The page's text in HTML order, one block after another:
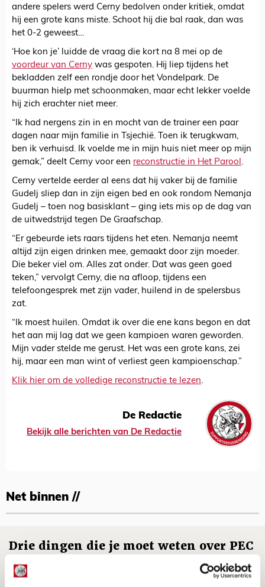
andere spelers werd Cerny bedolven onder kritiek, omdat
hij een grote kans miste. Schoot hij die bal raak, dan was
het 0-2 geweest…
‘Hoe kon je’ luidde de vraag die kort na 8 mei op de
voordeur van Cerny was gespoten. Hij liep tijdens het
bekladden zelf een rondje door het Vondelpark. De
buurman hielp met schoonmaken, maar echt lekker voelde
hij zich erachter niet meer.
“Ik had nergens zin in en mocht van de trainer een paar
dagen naar mijn familie in Tsjechië. Toen ik terugkwam,
ben ik verhuisd. Ik voelde me in mijn huis niet meer op mijn
gemak,” deelt Cerny voor een reconstructie in Het Parool.
Cerny vertelde eerder al eens dat hij vaker bij de familie
Gudelj sliep dan in zijn eigen bed en ook rondom Nemanja
Gudelj – toen nog basisklant – ging iets mis op de dag van
de uitwedstrijd tegen De Graafschap.
“Er gebeurde iets raars tijdens het eten. Nemanja neemt
altijd zijn eigen drinken mee, gemaakt door zijn moeder.
Die beker viel om. Alles zat onder. Dat was geen goed
teken,” vervolgt Cerny, die na afloop, tijdens een
telefoongesprek met zijn vader, huilend in de spelersbus
zat.
“Ik moest huilen. Omdat ik over die ene kans begon en dat
het aan mij lag dat we geen kampioen waren geworden.
Mijn vader stelde me gerust. Het was een grote kans, zei
hij, maar een man wint of verliest geen kampioenschap.”
Klik hier om de volledige reconstructie te lezen.
De Redactie
Bekijk alle berichten van De Redactie
Net binnen //
Drie dingen die je moet weten over PEC
Zwolle - Ajax